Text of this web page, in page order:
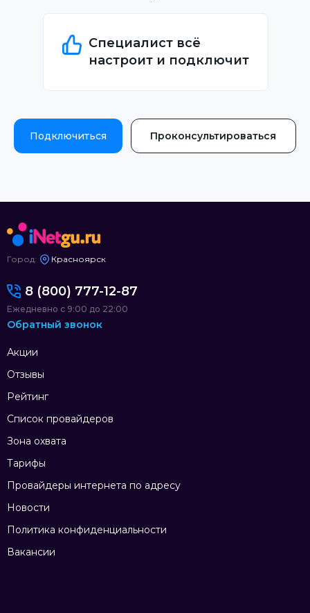
Специалист всё
настроит и подключит
Подключиться Проконсультироваться
Город: Красноярск
Акции
Отзывы
Рейтинг
Список провайдеров
Зона охвата
Тарифы
Провайдеры интернета по адресу
Новости
Политика конфиденциальности
Вакансии
8 (800) 777-12-87
Ежедневно с 9:00 до 22:00
Обратный звонок